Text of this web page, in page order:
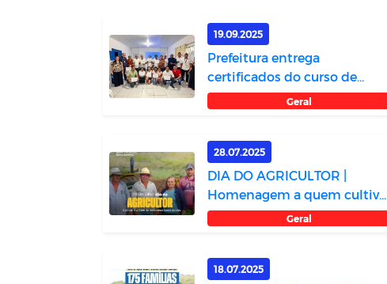
19.09.2025
Prefeitura entrega
certificados do curso de
criação de peixe...
Geral
28.07.2025
DIA DO AGRICULTOR |
Homenagem a quem cultiva
o futuro do Bra...
Geral
18.07.2025